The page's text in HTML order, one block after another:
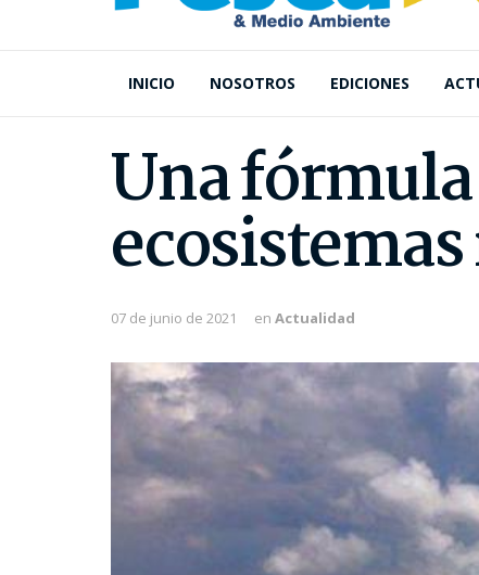
INICIO NOSOTROS EDICIONES
Una
07 de junio de 2021 en Actualidad